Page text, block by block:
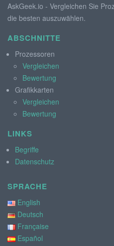
AskGeek.io - Vergleichen Sie
die besten auszuwählen.
ABSCHNITTE
Prozessoren
Vergleichen
Bewertung
Grafikkarten
Vergleichen
Bewertung
LINKS
Begriffe
Datenschutz
SPRACHE
English
Deutsch
Française
Español